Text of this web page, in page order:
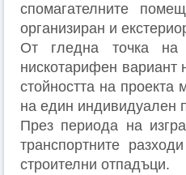
спомагателните
организиран и
От гледна точка на
нискотарифен
стойността на
на един индивидуален
През периода на
транспортните
строителни отпадъци.